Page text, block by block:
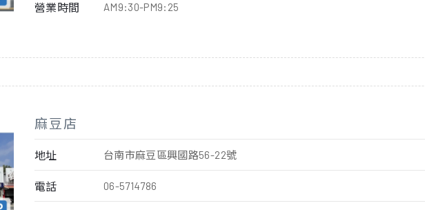
營業時間 AM9:30-PM9:25
麻豆店
電話 06-5714786
地址 台南市麻豆區興國路56-22號